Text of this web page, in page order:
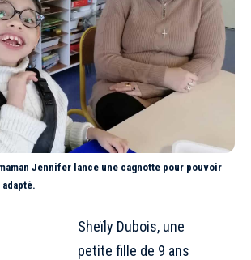
Jennifer lance une cagnotte pour pouvoir
Sheïly Dubois, une
petite fille de 9 ans